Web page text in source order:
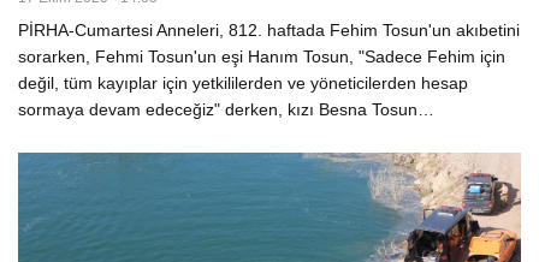
PİRHA-Cumartesi Anneleri, 812. haftada Fehim Tosun'un akıbetini
sorarken, Fehmi Tosun'un eşi Hanım Tosun, "Sadece Fehim için
değil, tüm kayıplar için yetkililerden ve yöneticilerden hesap
sormaya devam edeceğiz" derken, kızı Besna Tosun…